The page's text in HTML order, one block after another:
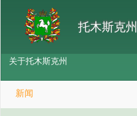
托木斯克
关于托木斯克州
新闻